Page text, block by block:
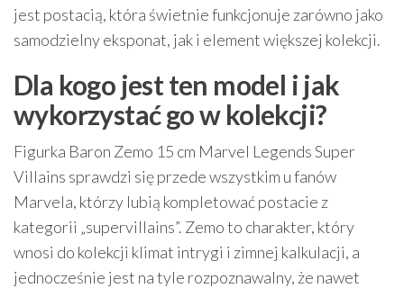
jest postacią, która świetnie funkcjonuje zarówno jako
samodzielny eksponat, jak i element większej kolekcji.
Dla kogo jest ten model i jak
wykorzystać go w kolekcji?
Figurka Baron Zemo 15 cm Marvel Legends Super
Villains sprawdzi się przede wszystkim u fanów
Marvela, którzy lubią kompletować postacie z
kategorii „supervillains”. Zemo to charakter, który
wnosi do kolekcji klimat intrygi i zimnej kalkulacji, a
jednocześnie jest na tyle rozpoznawalny, że nawet